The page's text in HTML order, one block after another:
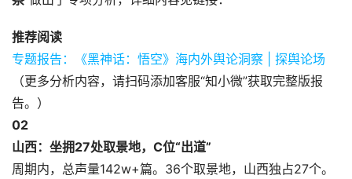
推荐阅读
专题报告：《黑神话：悟空》海内外舆论洞察 | 探舆论场
（更多分析内容，请扫码添加客服“知小微”获取完整版报
告。）
02
山西：坐拥27处取景地，C位“出道”
周期内，总声量142w+篇。36个取景地，山西独占27个。